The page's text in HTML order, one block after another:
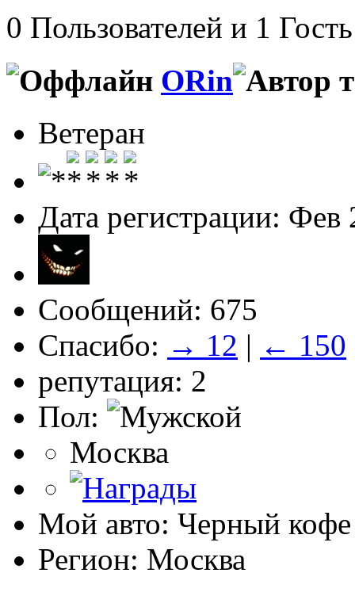
0 Пользователей и 1
ORin
Ветеран
Дата регистрации: Фев
Сообщений: 675
Спасибо: → 12 | ← 150
репутация: 2
Пол:
Москва
Мой авто: Черный кофе
Регион: Москва